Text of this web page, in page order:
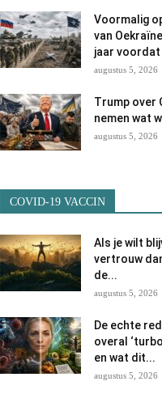
Voormalig
van
jaar voordat
augustus 5, 2026
Trump over
nemen wat
augustus 5, 2026
COVID-19 VACCIN
Als je wilt
vertrouw
de...
augustus 5, 2026
De echte
overal
en wat dit...
augustus 5, 2026